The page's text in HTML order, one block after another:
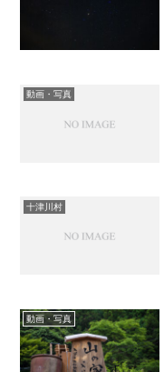
動画・写真
十津川村
動画・写真